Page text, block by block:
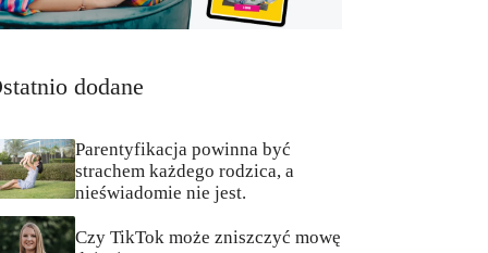
dodane
Parentyfikacja powinna być
strachem każdego rodzica, a
nieświadomie nie jest.
Czy TikTok może zniszczyć mowę